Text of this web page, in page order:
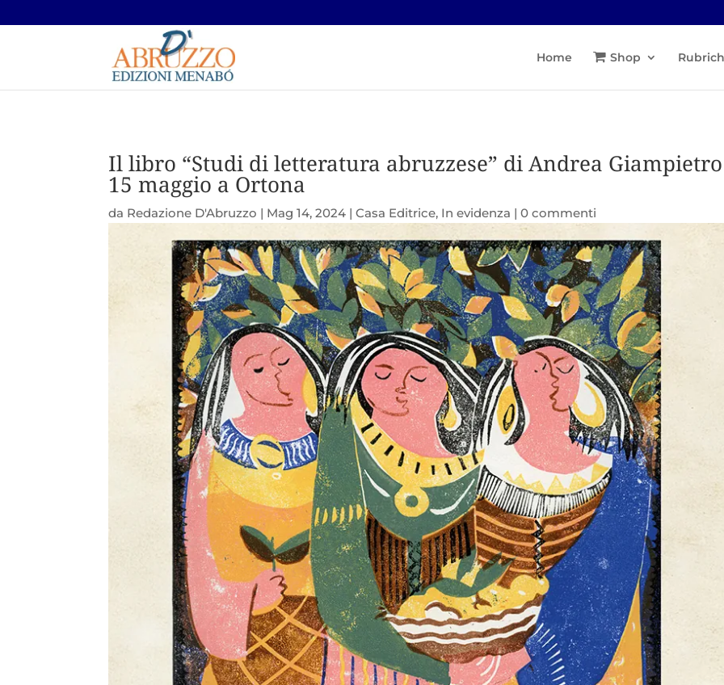
Home Shop
Il libro “Studi di letteratura abruzzese” di Andrea
15 maggio a Ortona
da Redazione D'Abruzzo | Mag 14, 2024 |Casa Editrice, In evidenza |0 commenti